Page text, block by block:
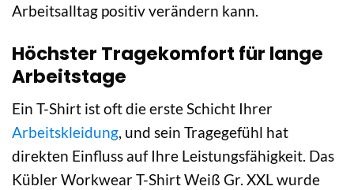
Arbeitsalltag positiv verändern kann.
Höchster Tragekomfort für lange
Arbeitstage
Ein T-Shirt ist oft die erste Schicht Ihrer
Arbeitskleidung, und sein Tragegefühl hat
direkten Einfluss auf Ihre Leistungsfähigkeit. Das
Kübler Workwear T-Shirt Weiß Gr. XXL wurde